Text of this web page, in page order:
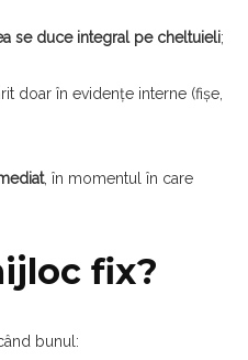
se duce integral pe cheltuieli;
doar în evidențe interne (fișe,
, în momentul în care
fix?
bunul: